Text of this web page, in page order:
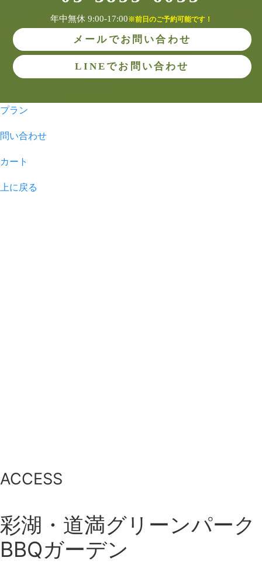
年中無休 9:00-17:00※前日のご予約可能です！
メールでお問い合わせ
LINEでお問い合わせ
プラン
問い合わせ
カート
上に戻る
ACCESS
彩湖・道満グリーンパーク
BBQガーデン